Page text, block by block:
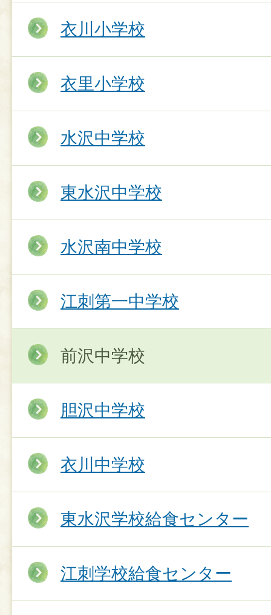
衣川小学校
衣里小学校
水沢中学校
東水沢中学校
水沢南中学校
江刺第一中学校
前沢中学校
胆沢中学校
衣川中学校
東水沢学校給食センター
江刺学校給食センター